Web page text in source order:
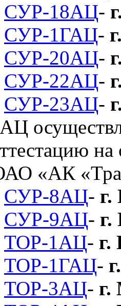
СУР-18АЦ-
СУР-1ГАЦ-
СУР-20АЦ-
СУР-22АЦ-
СУР-23АЦ-
СУР-8АЦ- г.
СУР-9АЦ-
ТОР-1АЦ-
ТОР-1ГАЦ-
ТОР-3АЦ- г.